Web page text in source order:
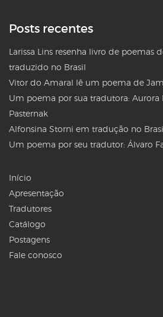
Posts recentes
Larissa Lins resenha livro de poemas
traduzido no Brasil
Vitor do Amaral lê um poema de
Um poema por sua tradutora: Aurora
Pasternak
Alfonsina Storni em tradução no
Um poema por seu tradutor: Álvaro
Início
Apresentação
Tradutores
Catálogo
Postagens
Fale conosco